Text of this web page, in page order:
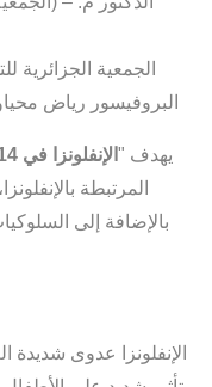
المركزة وطب الاستعجالات) – البروفيسور رياض
يهدف " الإنفلونزا في 14 سؤالاً
المرتبطة
بالإضافة إلى
الإنفلونزا عدوى شديدة